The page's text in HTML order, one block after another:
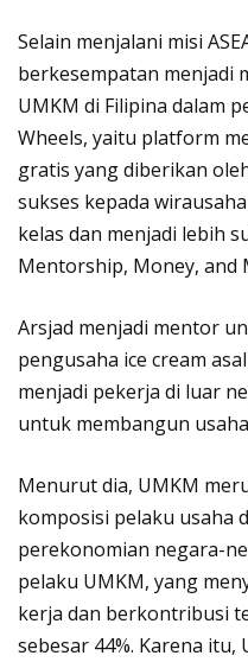
Selain menjalani misi
berkesempatan menjadi
UMKM di Filipina dalam
Wheels, yaitu platform
gratis yang diberikan
sukses kepada
kelas dan menjadi lebih
Mentorship, Money, and
Arsjad menjadi mentor
pengusaha ice cream
menjadi pekerja di luar
untuk membangun
Menurut dia, UMKM
komposisi pelaku usaha
perekonomian negara-
pelaku UMKM, yang
kerja dan berkontribusi
sebesar 44%. Karena